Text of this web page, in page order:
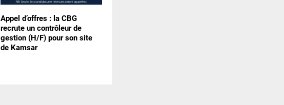
Appel d’offres : la CBG
recrute un contrôleur de
gestion (H/F) pour son site
de Kamsar